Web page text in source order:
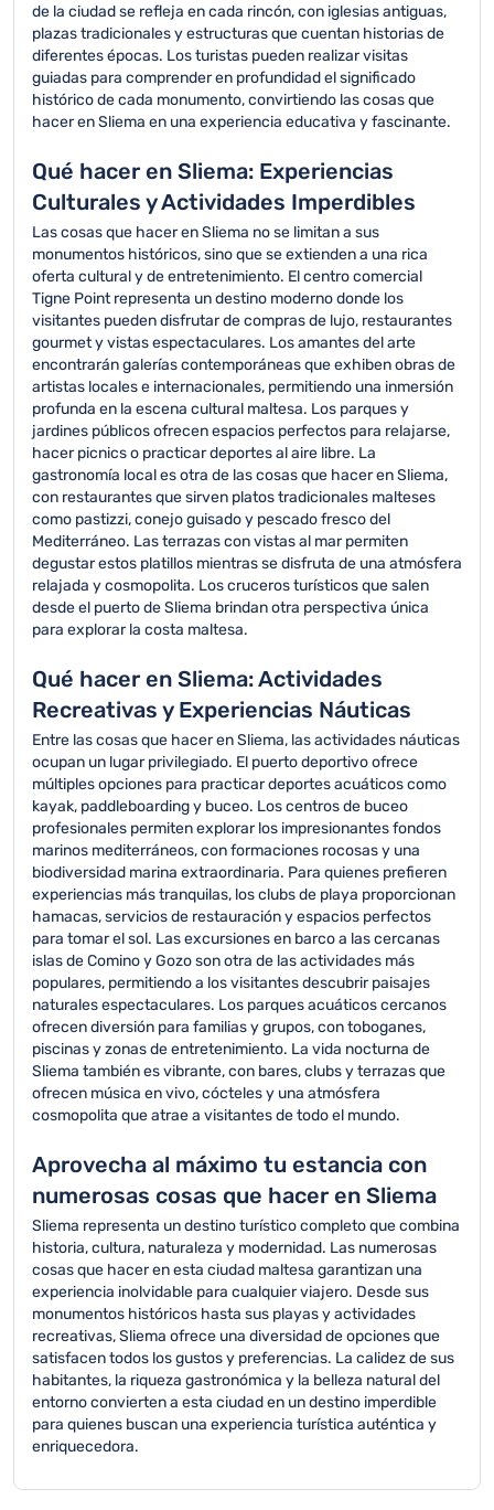
de la ciudad se refleja en cada rincón, con iglesias antiguas,
plazas tradicionales y estructuras que cuentan historias de
diferentes épocas. Los turistas pueden realizar visitas
guiadas para comprender en profundidad el significado
histórico de cada monumento, convirtiendo las cosas que
hacer en Sliema en una experiencia educativa y fascinante.
Qué hacer en Sliema: Experiencias
Culturales y Actividades Imperdibles
Las cosas que hacer en Sliema no se limitan a sus
monumentos históricos, sino que se extienden a una rica
oferta cultural y de entretenimiento. El centro comercial
Tigne Point representa un destino moderno donde los
visitantes pueden disfrutar de compras de lujo, restaurantes
gourmet y vistas espectaculares. Los amantes del arte
encontrarán galerías contemporáneas que exhiben obras de
artistas locales e internacionales, permitiendo una inmersión
profunda en la escena cultural maltesa. Los parques y
jardines públicos ofrecen espacios perfectos para relajarse,
hacer picnics o practicar deportes al aire libre. La
gastronomía local es otra de las cosas que hacer en Sliema,
con restaurantes que sirven platos tradicionales malteses
como pastizzi, conejo guisado y pescado fresco del
Mediterráneo. Las terrazas con vistas al mar permiten
degustar estos platillos mientras se disfruta de una atmósfera
relajada y cosmopolita. Los cruceros turísticos que salen
desde el puerto de Sliema brindan otra perspectiva única
para explorar la costa maltesa.
Qué hacer en Sliema: Actividades
Recreativas y Experiencias Náuticas
Entre las cosas que hacer en Sliema, las actividades náuticas
ocupan un lugar privilegiado. El puerto deportivo ofrece
múltiples opciones para practicar deportes acuáticos como
kayak, paddleboarding y buceo. Los centros de buceo
profesionales permiten explorar los impresionantes fondos
marinos mediterráneos, con formaciones rocosas y una
biodiversidad marina extraordinaria. Para quienes prefieren
experiencias más tranquilas, los clubs de playa proporcionan
hamacas, servicios de restauración y espacios perfectos
para tomar el sol. Las excursiones en barco a las cercanas
islas de Comino y Gozo son otra de las actividades más
populares, permitiendo a los visitantes descubrir paisajes
naturales espectaculares. Los parques acuáticos cercanos
ofrecen diversión para familias y grupos, con toboganes,
piscinas y zonas de entretenimiento. La vida nocturna de
Sliema también es vibrante, con bares, clubs y terrazas que
ofrecen música en vivo, cócteles y una atmósfera
cosmopolita que atrae a visitantes de todo el mundo.
Aprovecha al máximo tu estancia con
numerosas cosas que hacer en Sliema
Sliema representa un destino turístico completo que combina
historia, cultura, naturaleza y modernidad. Las numerosas
cosas que hacer en esta ciudad maltesa garantizan una
experiencia inolvidable para cualquier viajero. Desde sus
monumentos históricos hasta sus playas y actividades
recreativas, Sliema ofrece una diversidad de opciones que
satisfacen todos los gustos y preferencias. La calidez de sus
habitantes, la riqueza gastronómica y la belleza natural del
entorno convierten a esta ciudad en un destino imperdible
para quienes buscan una experiencia turística auténtica y
enriquecedora.